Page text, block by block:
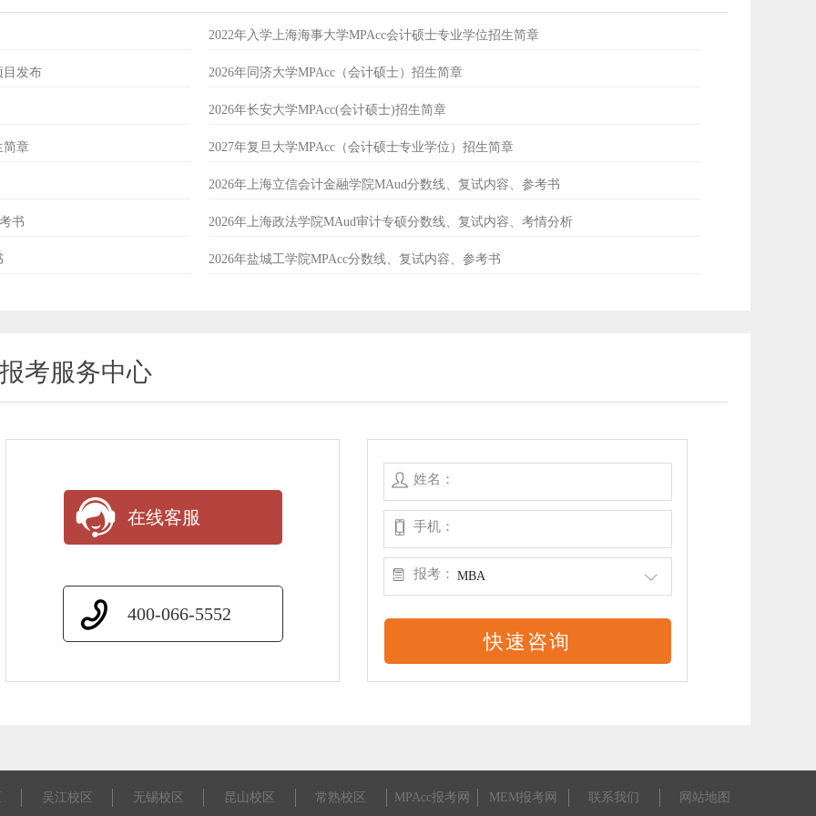
2022年入学上海海事大学MPAcc会计硕士专业学位招生简章
目发布 2026年同济大学MPAcc（会计硕士）招生简章
2026年长安大学MPAcc(会计硕士)招生简章
简章 2027年复旦大学MPAcc（会计硕士专业学位）招生简章
2026年上海立信会计金融学院MAud分数线、复试内容、参考书
书 2026年上海政法学院MAud审计专硕分数线、复试内容、考情分析
2026年盐城工学院MPAcc分数线、复试内容、参考书
考服务中心
在线客服
400-066-5552
姓名：
手机：
报考： MBA
吴江校区 无锡校区 昆山校区 常熟校区 MPAcc报考网 MEM报考网 联系我们 网站地图